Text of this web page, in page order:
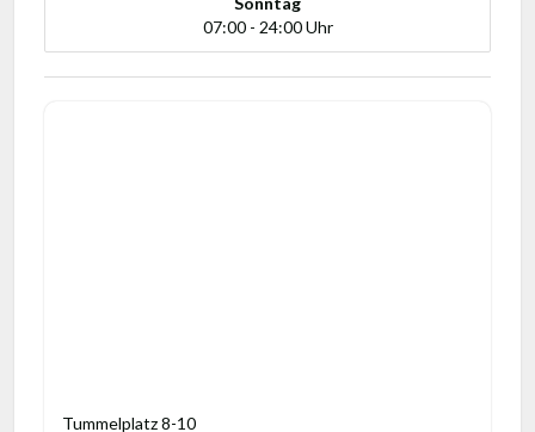
07:00 - 24:00 Uhr
Tummelplatz 8-10